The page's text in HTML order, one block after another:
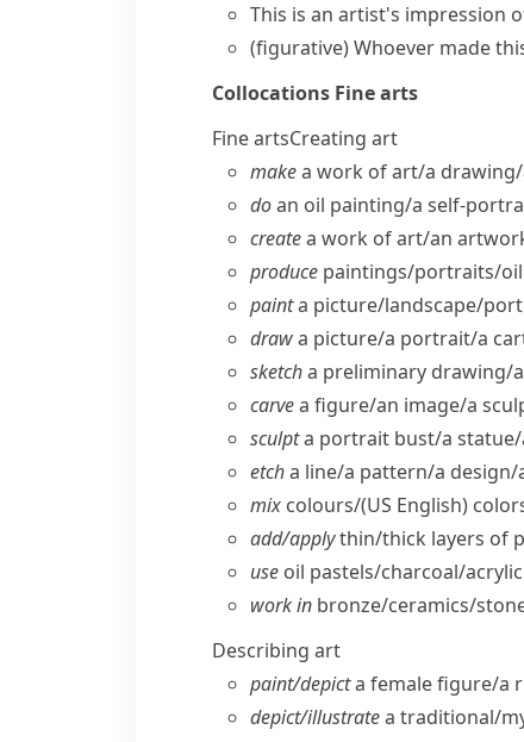
This is an artist's impression
(figurative)Whoever made
Collocations Fine arts
Fine artsCreating art
makea work of art/​a
doan oil painting/​a self-
createa work of art/​an
produce paintings/​portraits/​
painta picture/​landscape/​
drawa picture/​a portrait/​a
sketcha preliminary drawing/​
carvea figure/​an image/​a
sculpta portrait bust/​a
etcha line/​a pattern/​a design/​
mix colours/(US English)
add/​applythin/​thick layers of
use oil pastels/​charcoal/​
work in bronze/​ceramics/​
Describing art
paint/​depicta female figure/​a
depict/​illustratea traditional/​